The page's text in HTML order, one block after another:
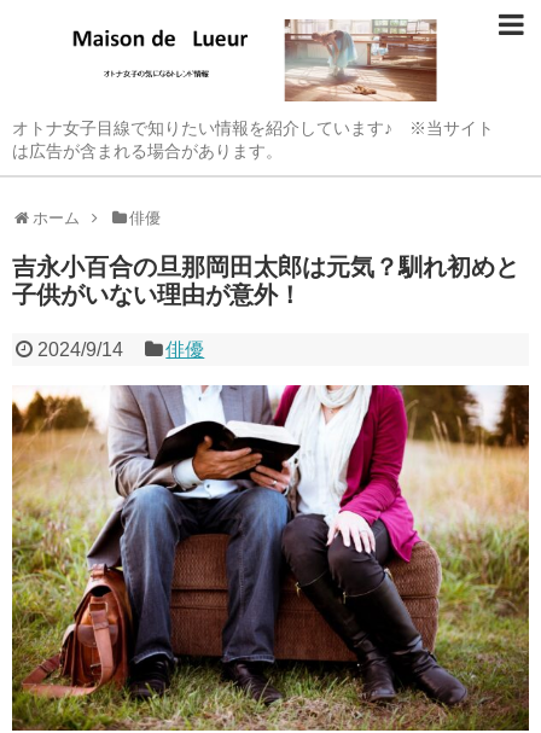
オトナ女子目線で知りたい情報を紹介しています♪ ※当サイト
は広告が含まれる場合があります。
ホーム 俳優
吉永小百合の旦那岡田太郎は元気？馴れ初めと
子供がいない理由が意外！
2024/9/14 俳優